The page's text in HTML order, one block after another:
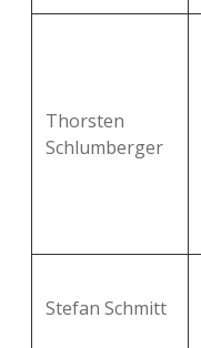
Thorsten
Schlumberger
Stefan Schmitt